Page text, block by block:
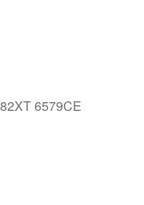
6579CE